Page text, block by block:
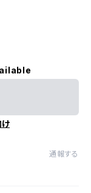
通報する